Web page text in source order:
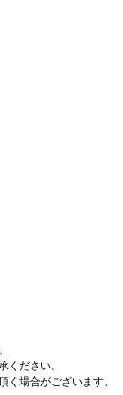
ください。
場合がございます。